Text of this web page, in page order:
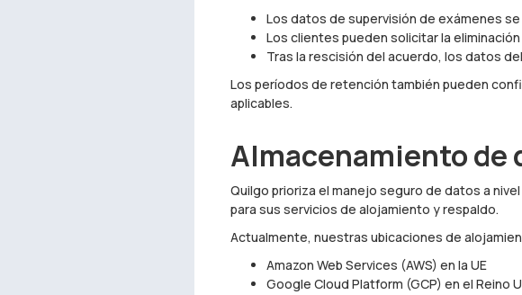
Los datos de supervisión de exámenes
Los clientes pueden solicitar la
Tras la rescisión del acuerdo, los datos
Los períodos de retención también pueden
aplicables.
Almacenamiento de
Quilgo prioriza el manejo seguro de datos a
para sus servicios de alojamiento y respaldo.
Actualmente, nuestras ubicaciones de
Amazon Web Services (AWS) en la UE
Google Cloud Platform (GCP) en el Reino